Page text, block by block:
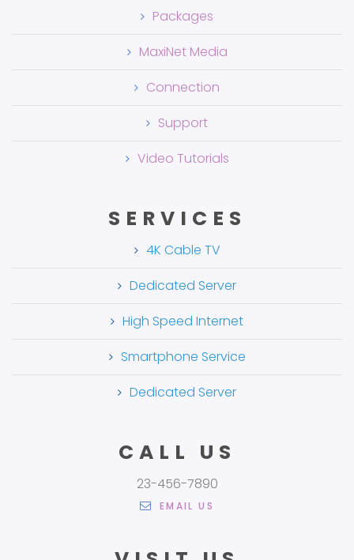
Packages
MaxiNet Media
Connection
Support
Video Tutorials
SERVICES
4K Cable TV
Dedicated Server
High Speed Internet
Smartphone Service
Dedicated Server
CALL US
23-456-7890
EMAIL US